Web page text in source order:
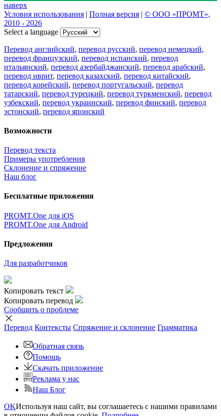
наверх
Условия использования | Полная версия | © ООО «ПРОМТ»,
2010 - 2026
Select a language
Перевод английский, перевод русский, перевод немецкий,
перевод французский, перевод испанский, перевод
итальянский, перевод азербайджанский, перевод арабский,
перевод иврит, перевод казахский, перевод китайский,
перевод корейский, перевод португальский, перевод
татарский, перевод турецкий, перевод туркменский, перевод
узбекский, перевод украинский, перевод финский, перевод
эстонский, перевод японский
Возможности
Перевод текста
Примеры употребления
Склонение и спряжение
Наш блог
Бесплатные приложения
PROMT.One для iOS
PROMT.One для Android
Предложения
Для разработчиков
Копировать текст
Копировать перевод
Сообщить о проблеме
Перевод Контексты Спряжение и склонение Грамматика
Обратная связь
Помощь
Скачать приложение
Реклама у нас
Наш Блог
OKИспользуя наш сайт, вы соглашаетесь с нашими правилами